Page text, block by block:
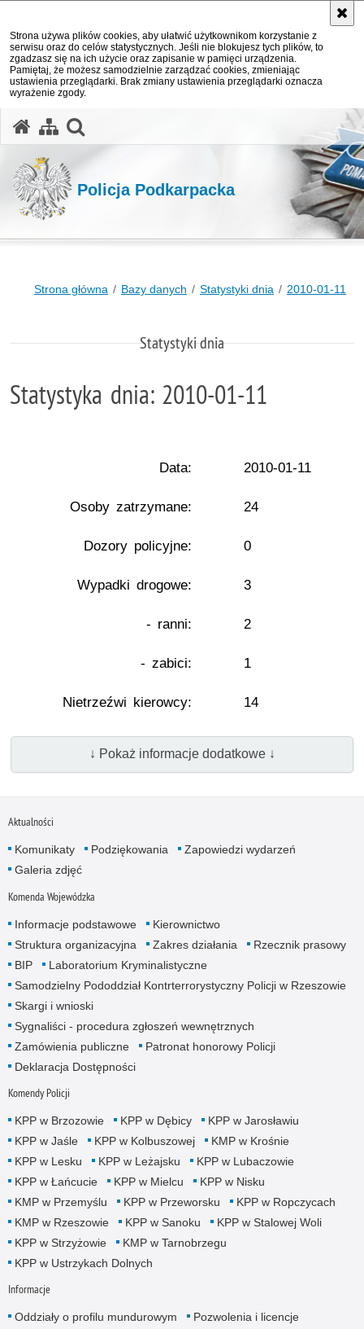
Strona używa plików cookies, aby ułatwić użytkownikom korzystanie z
serwisu oraz do celów statystycznych. Jeśli nie blokujesz tych plików, to
zgadzasz się na ich użycie oraz zapisanie w pamięci urządzenia.
Pamiętaj, że możesz samodzielnie zarządzać cookies, zmieniając
ustawienia przeglądarki. Brak zmiany ustawienia przeglądarki oznacza
wyrażenie zgody.
Policja Podkarpacka
Strona główna Bazy danych Statystyki dnia 2010-01-11
Statystyki dnia
Statystyka dnia: 2010-01-11
Data: 2010-01-11
Osoby zatrzymane: 24
Dozory policyjne: 0
Wypadki drogowe: 3
- ranni: 2
- zabici: 1
Nietrzeźwi kierowcy: 14
↓ Pokaż informacje dodatkowe ↓
Aktualności
Komunikaty Podziękowania
Zapowiedzi wydarzeń
Galeria zdjęć
Komenda Wojewódzka
Informacje podstawowe
Kierownictwo
Struktura organizacyjna
Zakres działania
Rzecznik prasowy
BIP
Laboratorium Kryminalistyczne
Samodzielny Pododdział Kontrterrorystyczny Policji w Rzeszowie
Skargi i wnioski
Sygnaliści - procedura zgłoszeń wewnętrznych
Zamówienia publiczne
Patronat honorowy Policji
Deklaracja Dostępności
Komendy Policji
KPP w Brzozowie KPP w Dębicy
KPP w Jarosławiu
KPP w Jaśle
KPP w Kolbuszowej
KMP w Krośnie
KPP w Lesku
KPP w Leżajsku
KPP w Lubaczowie
KPP w Łańcucie
KPP w Mielcu
KPP w Nisku
KMP w Przemyślu
KPP w Przeworsku
KPP w Ropczycach
KMP w Rzeszowie
KPP w Sanoku
KPP w Stalowej Woli
KPP w Strzyżowie
KMP w Tarnobrzegu
KPP w Ustrzykach Dolnych
Informacje
Oddziały o profilu mundurowym
Pozwolenia i licencje